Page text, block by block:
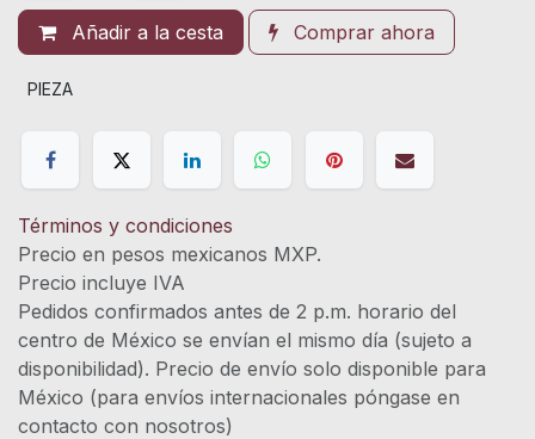
Añadir a la cesta Comprar ahora
PIEZA
Términos y condiciones
Precio en pesos mexicanos MXP.
Precio incluye IVA
Pedidos confirmados antes de 2 p.m. horario del
centro de México se envían el mismo día (sujeto a
disponibilidad). Precio de envío solo disponible para
México (para envíos internacionales póngase en
contacto con nosotros)